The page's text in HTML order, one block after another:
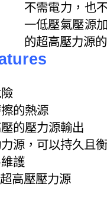
不需電力，也
一低壓氣壓源
的超高壓力源
的熱源
的壓力源輸出
源，可以持久且
護
高壓壓力源